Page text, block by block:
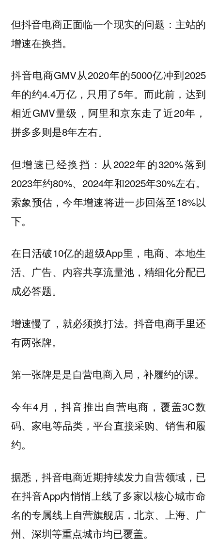
但抖音电商正面临一个现实的问题：主站的
增速在换挡。
抖音电商GMV从2020年的5000亿冲到2025
年的约4.4万亿，只用了5年。而此前，达到
相近GMV量级，阿里和京东走了近20年，
拼多多则是8年左右。
但增速已经换挡：从2022年的320%落到
2023年约80%、2024年和2025年30%左右。
索象预估，今年增速将进一步回落至18%以
下。
在日活破10亿的超级App里，电商、本地生
活、广告、内容共享流量池，精细化分配已
成必答题。
增速慢了，就必须换打法。抖音电商手里还
有两张牌。
第一张牌是是自营电商入局，补履约的课。
今年4月，抖音推出自营电商，覆盖3C数
码、家电等品类，平台直接采购、销售和履
约。
据悉，抖音电商近期持续发力自营领域，已
在抖音App内悄悄上线了多家以核心城市命
名的专属线上自营旗舰店，北京、上海、广
州、深圳等重点城市均已覆盖。